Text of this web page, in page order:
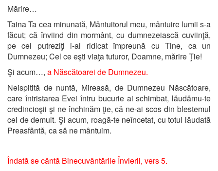
Mărire…
Taina Ta cea minunată, Mântuitorul meu, mântuire lumii s-a
făcut; că înviind din mormânt, cu dumnezeiască cuviinţă,
pe cei putreziţi i-ai ridicat împreună cu Tine, ca un
Dumnezeu; Cel ce eşti viaţa tuturor, Doamne, mărire Ţie!
Şi acum…, a Născătoarei de Dumnezeu.
Neispitită de nuntă, Mireasă, de Dumnezeu Născătoare,
care întristarea Evei întru bucurie ai schimbat, lăudămu-te
credincioşii şi ne închinăm ţie, că ne-ai scos din blestemul
cel de demult. Şi acum, roagă-te neîncetat, cu totul lăudată
Preasfântă, ca să ne mântuim.
Îndată se cântă Binecuvântările Învierii, vers 5.